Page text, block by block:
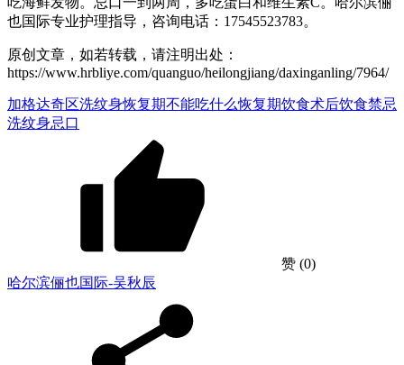
也国际专业护理指导，咨询电话：17545523783。
原创文章，如若转载，请注明出处：
https://www.hrbliye.com/quanguo/heilongjiang/daxinganling/7964/
加格达奇区洗纹身恢复期不能吃什么恢复期饮食术后饮食禁忌
洗纹身忌口
赞 (0)
哈尔滨俪也国际-吴秋辰